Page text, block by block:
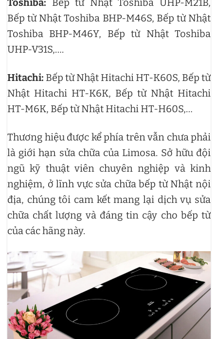
Toshiba: Bếp từ Nhật Toshiba UHP-M21B,
Bếp từ Nhật Toshiba BHP-M46S, Bếp từ Nhật
Toshiba BHP-M46Y, Bếp từ Nhật Toshiba
UHP-V31S,….
Hitachi: Bếp từ Nhật Hitachi HT-K60S, Bếp từ
Nhật Hitachi HT-K6K, Bếp từ Nhật Hitachi
HT-M6K, Bếp từ Nhật Hitachi HT-H60S,…
Thương hiệu được kể phía trên vẫn chưa phải
là giới hạn sửa chữa của Limosa. Sở hữu đội
ngũ kỹ thuật viên chuyên nghiệp và kinh
nghiệm, ở lĩnh vực sửa chữa bếp từ Nhật nội
địa, chúng tôi cam kết mang lại dịch vụ sửa
chữa chất lượng và đáng tin cậy cho bếp từ
của các hãng này.